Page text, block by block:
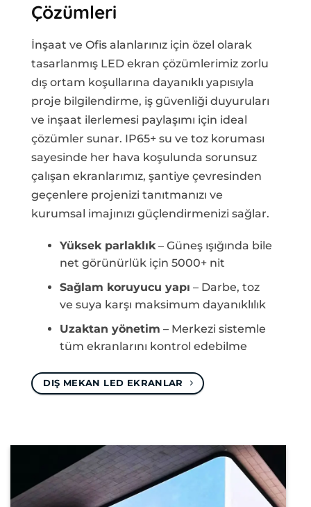
Çözümleri
İnşaat ve Ofis alanlarınız için özel olarak
tasarlanmış LED ekran çözümlerimiz zorlu
dış ortam koşullarına dayanıklı yapısıyla
proje bilgilendirme, iş güvenliği duyuruları
ve inşaat ilerlemesi paylaşımı için ideal
çözümler sunar. IP65+ su ve toz koruması
sayesinde her hava koşulunda sorunsuz
çalışan ekranlarımız, şantiye çevresinden
geçenlere projenizi tanıtmanızı ve
kurumsal imajınızı güçlendirmenizi sağlar.
Yüksek parlaklık– Güneş ışığında bile
net görünürlük için 5000+ nit
Sağlam koruyucu yapı – Darbe, toz
ve suya karşı maksimum dayanıklılık
Uzaktan yönetim – Merkezi sistemle
tüm ekranlarını kontrol edebilme
DIŞ MEKAN LED EKRANLAR